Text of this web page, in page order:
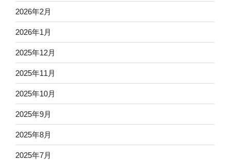
2026年2月
2026年1月
2025年12月
2025年11月
2025年10月
2025年9月
2025年8月
2025年7月